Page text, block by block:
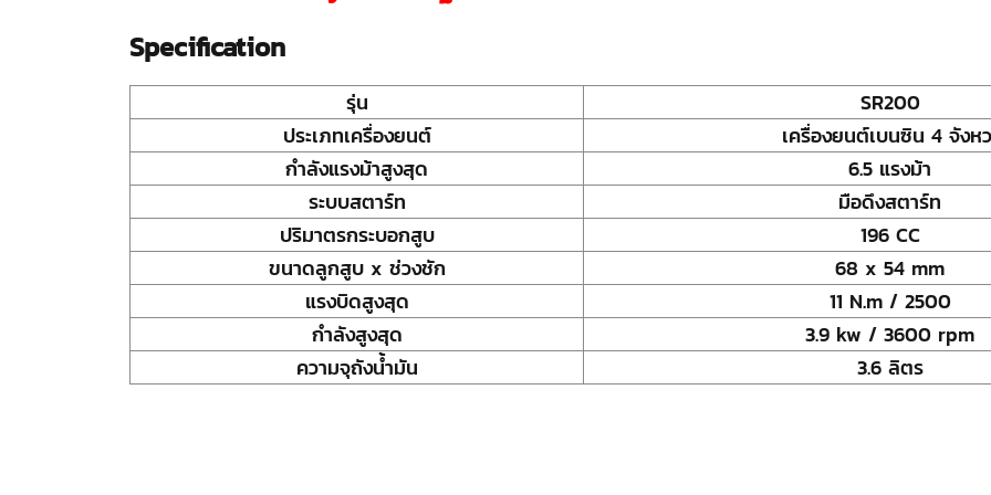
Specification
รุ่น
SR200
ประเภทเครื่องยนต์
เครื่องยนต์เบนซิน 4 จังห
กำลังแรงม้าสูงสุด
6.5 แรงม้า
ระบบสตาร์ท
มือดึงสตาร์ท
ปริมาตรกระบอกสูบ
196 CC
ขนาดลูกสูบ x ช่วงชัก
68 x 54 mm
แรงบิดสูงสุด
11 N.m / 2500
กำลังสูงสุด
3.9 kw / 3600 rpm
ความจุถังน้ำมัน
3.6 ลิตร